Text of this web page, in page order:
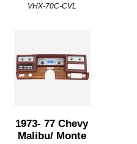
VHX-70C-CVL
1973- 77 Chevy
Malibu/ Monte